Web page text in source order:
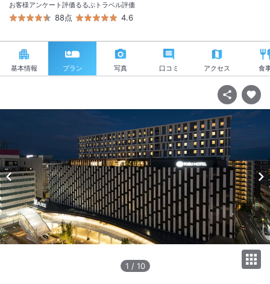
お客様アンケート評価
88点
るるぶトラベル評価
4.6
基本情報 プラン 写真 口コミ アクセス 食
1 / 10